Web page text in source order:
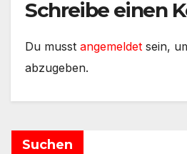
Schreibe einen
Du musst angemeldet sein,
abzugeben.
Suchen